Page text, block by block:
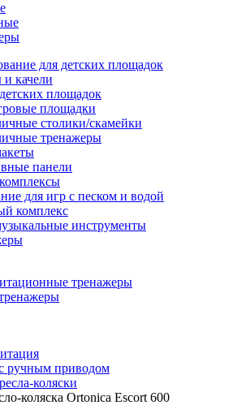
для детских площадок
качели
площадок
площадки
столики/скамейки
тренажеры
панели
для игр с песком и водой
комплекс
инструменты
тренажеры
ручным приводом
коляски
коляска Ortonica Escort 600